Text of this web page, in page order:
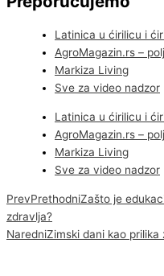
Latinica u ćirilicu i
AgroMagazin.rs –
Markiza Living
Sve za video nadzor
Latinica u ćirilicu i
AgroMagazin.rs –
Markiza Living
Sve za video nadzor
PrevPrethodniZašto je
zdravlja?
NaredniZimski dani kao